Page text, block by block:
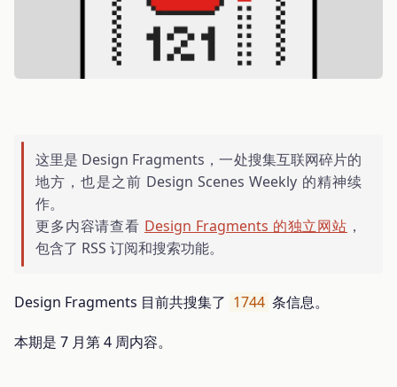
这里是 Design Fragments，一处搜集互联网碎片的
地方，也是之前 Design Scenes Weekly 的精神续
作。
更多内容请查看 Design Fragments 的独立网站 ，
包含了 RSS 订阅和搜索功能。
Design Fragments 目前共搜集了 1744 条信息。
本期是 7 月第 4 周内容。